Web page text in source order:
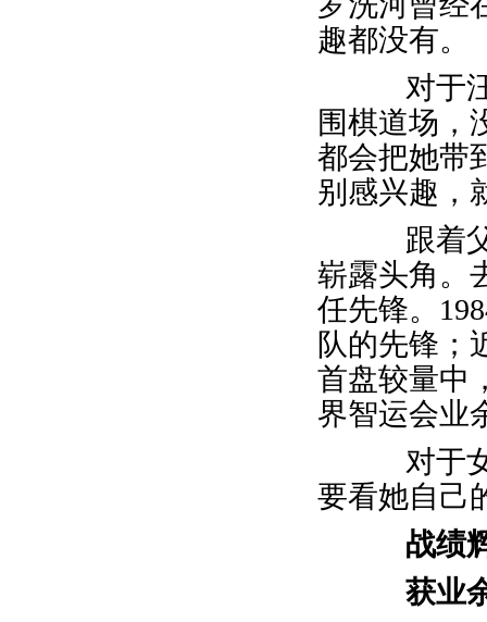
趣都没有。
对于汪
围棋道场，
都会把她带
别感兴趣，
跟着父
崭露头角。
任先锋。
队的先锋；
首盘较量中
界智运会业
对于女
要看她自己
战绩
获业